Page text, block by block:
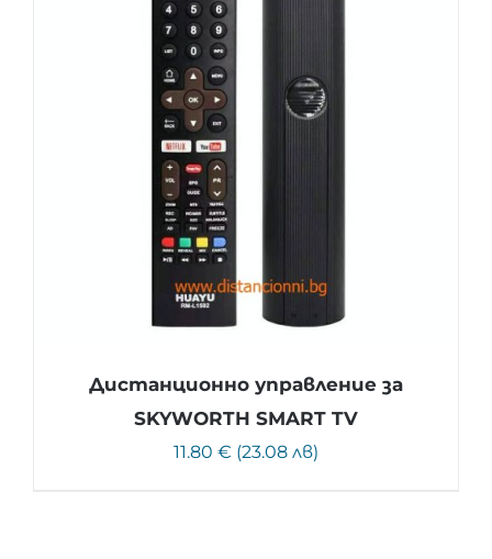
Дистанционно управление за
SKYWORTH SMART TV
11.80 € (23.08 лв)